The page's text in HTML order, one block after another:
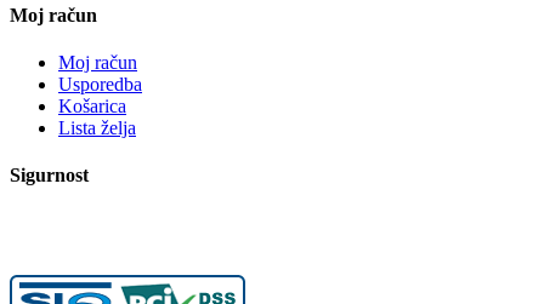
Moj račun
Moj račun
Usporedba
Košarica
Lista želja
Sigurnost